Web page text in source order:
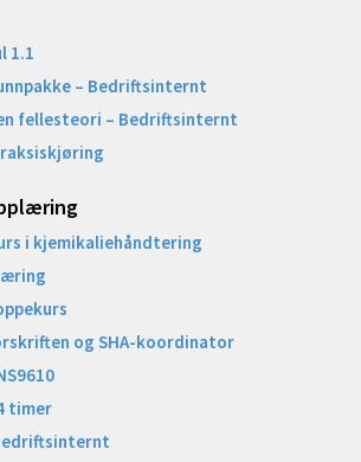
1.1
– Bedriftsinternt
fellesteori – Bedriftsinternt
i kjemikaliehåndtering
og SHA-koordinator
timer